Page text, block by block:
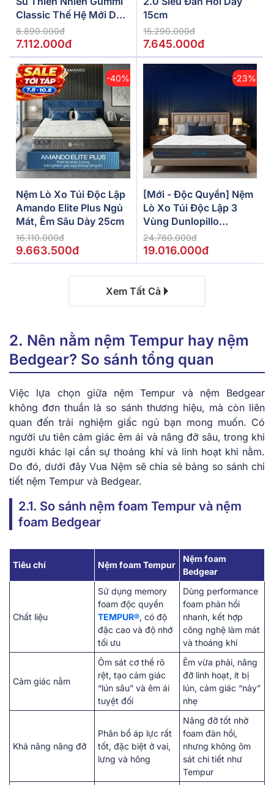
Classic Thế Hệ Mới Dày
5/10/15cm
8.890.000đ
7.112.000đ
15cm
15.290.000đ
7.645.000đ
-40%
Nệm Lò Xo Túi Độc Lập
Amando Elite Plus Ngủ
Mát, Êm Sâu Dày 25cm
16.110.000đ
9.663.500đ
-23%
[Mới - Độc Quyền] Nệm
Lò Xo Túi Độc Lập 3
Vùng Dunlopillo
De.Stress Powerful
24.780.000đ
19.016.000đ
Xem Tất Cả
2. Nên nằm nệm Tempur hay nệm
Bedgear? So sánh tổng quan
Việc lựa chọn giữa nệm Tempur và nệm Bedgear
không đơn thuần là so sánh thương hiệu, mà còn liên
quan đến trải nghiệm giấc ngủ bạn mong muốn. Có
người ưu tiên cảm giác êm ái và nâng đỡ sâu, trong khi
người khác lại cần sự thoáng khí và linh hoạt khi nằm.
Do đó, dưới đây Vua Nệm sẽ chia sẻ bảng so sánh chi
tiết nệm Tempur và Bedgear.
2.1. So sánh nệm foam Tempur và nệm
foam Bedgear
Tiêu chí Nệm foam Tempur
Nệm foam
Bedgear
Chất liệu
Sử dụng memory
foam độc quyền
TEMPUR®, có độ
đặc cao và độ nhớ
tối ưu
Dùng performance
foam phản hồi
nhanh, kết hợp
công nghệ làm mát
và thoáng khí
Cảm giác nằm
Ôm sát cơ thể rõ
rệt, tạo cảm giác
“lún sâu” và êm ái
tuyệt đối
Êm vừa phải, nâng
đỡ linh hoạt, ít bị
lún, cảm giác “nảy”
nhẹ
Khả năng nâng đỡ
Phân bổ áp lực rất
tốt, đặc biệt ở vai,
lưng và hông
Nâng đỡ tốt nhờ
foam đàn hồi,
nhưng không ôm
sát chi tiết như
Tempur